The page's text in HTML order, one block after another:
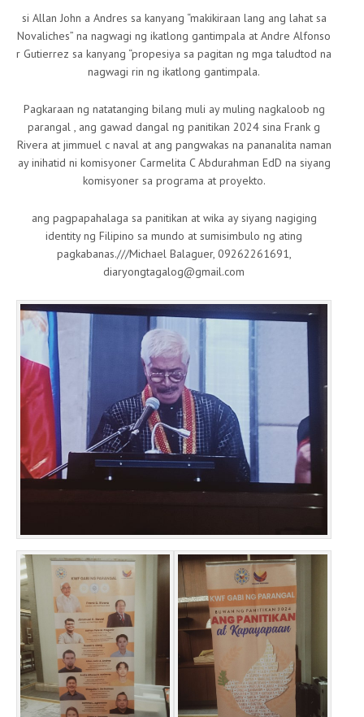
si Allan John a Andres sa kanyang “makikiraan lang ang lahat sa
Novaliches” na nagwagi ng ikatlong gantimpala at Andre Alfonso
r Gutierrez sa kanyang “propesiya sa pagitan ng mga taludtod na
nagwagi rin ng ikatlong gantimpala.
Pagkaraan ng natatanging bilang muli ay muling nagkaloob ng
parangal , ang gawad dangal ng panitikan 2024 sina Frank g
Rivera at jimmuel c naval at ang pangwakas na pananalita naman
ay inihatid ni komisyoner Carmelita C Abdurahman EdD na siyang
komisyoner sa programa at proyekto.
ang pagpapahalaga sa panitikan at wika ay siyang nagiging
identity ng Filipino sa mundo at sumisimbulo ng ating
pagkabanas.///Michael Balaguer, 09262261691,
diaryongtagalog@gmail.com